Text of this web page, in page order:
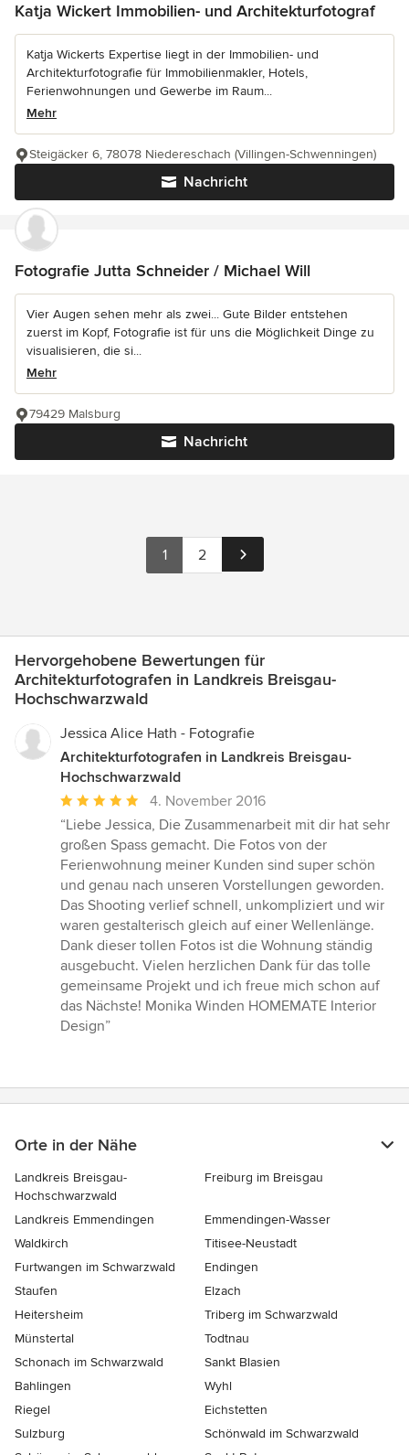
Katja Wickert Immobilien- und Architekturfotograf
Katja Wickerts Expertise liegt in der Immobilien- und
Architekturfotografie für Immobilienmakler, Hotels,
Ferienwohnungen und Gewerbe im Raum...
Mehr
Nachricht
Steigäcker 6, 78078 Niedereschach (Villingen-Schwenningen)
Fotografie Jutta Schneider / Michael Will
Vier Augen sehen mehr als zwei... Gute Bilder entstehen
zuerst im Kopf, Fotografie ist für uns die Möglichkeit Dinge zu
visualisieren, die si...
Mehr
Nachricht
79429 Malsburg
1 2
Hervorgehobene Bewertungen für
Architekturfotografen in Landkreis Breisgau-
Hochschwarzwald
Jessica Alice Hath - Fotografie
Architekturfotografen in Landkreis Breisgau-
Hochschwarzwald
Durchschnittliche
Bewertung:
5
von
5
Sternen
4. November 2016
“Liebe Jessica, Die Zusammenarbeit mit dir hat sehr
großen Spass gemacht. Die Fotos von der
Ferienwohnung meiner Kunden sind super schön
und genau nach unseren Vorstellungen geworden.
Das Shooting verlief schnell, unkompliziert und wir
waren gestalterisch gleich auf einer Wellenlänge.
Dank dieser tollen Fotos ist die Wohnung ständig
ausgebucht. Vielen herzlichen Dank für das tolle
gemeinsame Projekt und ich freue mich schon auf
das Nächste! Monika Winden HOMEMATE Interior
Design”
Orte in der Nähe
Landkreis Breisgau-
Hochschwarzwald
Freiburg im Breisgau
Landkreis Emmendingen
Emmendingen-Wasser
Waldkirch
Titisee-Neustadt
Furtwangen im Schwarzwald
Endingen
Staufen
Elzach
Heitersheim
Triberg im Schwarzwald
Münstertal
Todtnau
Schonach im Schwarzwald
Sankt Blasien
Bahlingen
Wyhl
Riegel
Eichstetten
Sulzburg
Schönwald im Schwarzwald